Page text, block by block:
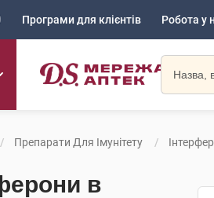
Програми для клієнтів Робота у
Препарати Для Імунітету
в